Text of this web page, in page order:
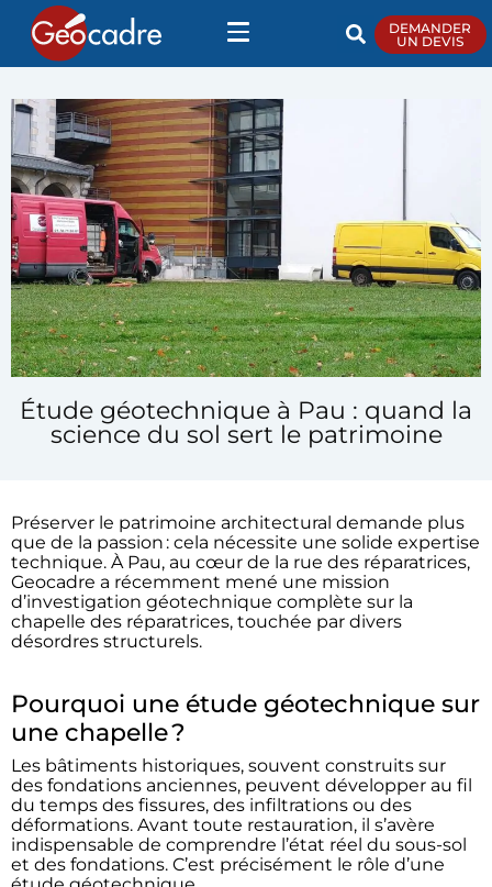
DEMANDER
UN DEVIS
Étude géotechnique à Pau : quand la
science du sol sert le patrimoine
Préserver le patrimoine architectural demande plus
que de la passion : cela nécessite une solide expertise
technique. À Pau, au cœur de la rue des réparatrices,
Geocadre a récemment mené une mission
d’investigation géotechnique complète sur la
chapelle des réparatrices, touchée par divers
désordres structurels.
Pourquoi une étude géotechnique sur
une chapelle ?
Les bâtiments historiques, souvent construits sur
des fondations anciennes, peuvent développer au fil
du temps des fissures, des infiltrations ou des
déformations. Avant toute restauration, il s’avère
indispensable de comprendre l’état réel du sous-sol
et des fondations. C’est précisément le rôle d’une